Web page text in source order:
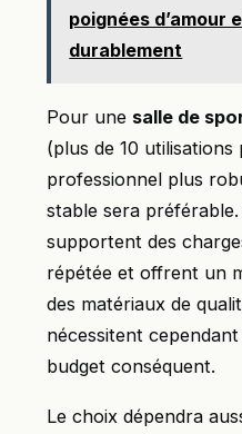
poignées d’amour
durablement
Pour une salle de
(plus de 10
professionnel plus
stable sera préférable.
supportent des
répétée et offrent un
des matériaux de
nécessitent
budget conséquent.
Le choix dépendra